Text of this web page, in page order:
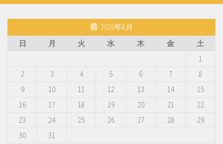
2026年8月
日
月 火 水 木 金
土
1
2
3 4 5 6 7
8
9
10 11 12 13 14
15
16
17 18 19 20 21
22
23
24 25 26 27 28
29
30
31